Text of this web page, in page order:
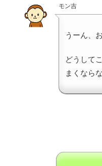
モン吉
うーん、
どうして
まくなら